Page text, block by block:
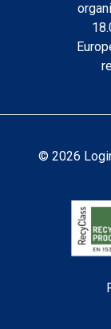
© 2026